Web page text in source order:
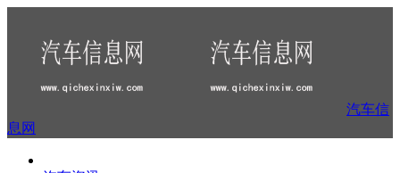
汽车信
息网